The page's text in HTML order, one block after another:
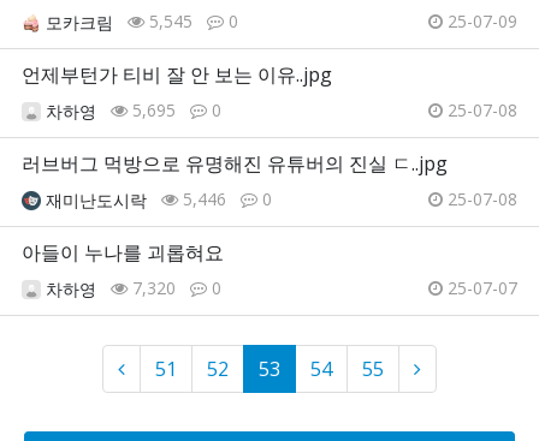
모카크림 5,545 0 25-07-09
언제부턴가 티비 잘 안 보는 이유..jpg
차하영 5,695 0 25-07-08
러브버그 먹방으로 유명해진 유튜버의 진실 ㄷ..jpg
재미난도시락 5,446 0 25-07-08
아들이 누나를 괴롭혀요
차하영 7,320 0 25-07-07
51 52 53 54 55